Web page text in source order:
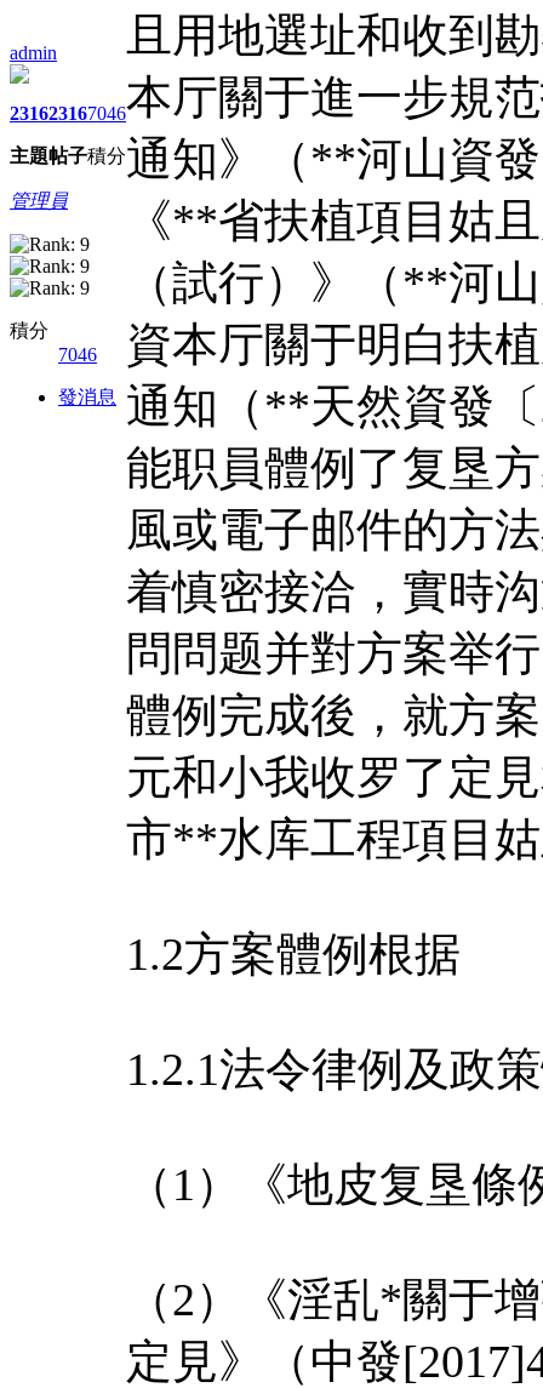
admin
2316
主題
2316
帖子
7046
積分
管理員
積分
7046
發消息
且用地選址和收到
本厅關于進一步規
通知》（**河山資
《**省扶植項目姑
（試行）》（**河
資本厅關于明白扶
通知（**天然資發
能职員體例了复垦
風或電子邮件的方
着慎密接洽，實時
問問题并對方案举
體例完成後，就方
元和小我收罗了定
市**水库工程項目
1.2方案體例根据
1.2.1法令律例及政
（1）《地皮复垦
（2）《淫乱*關于
定見》（中發